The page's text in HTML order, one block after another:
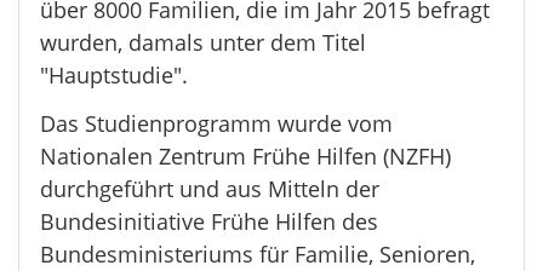
über 8000 Familien, die im Jahr 2015 befragt
wurden, damals unter dem Titel
"Hauptstudie".
Das Studienprogramm wurde vom
Nationalen Zentrum Frühe Hilfen (NZFH)
durchgeführt und aus Mitteln der
Bundesinitiative Frühe Hilfen des
Bundesministeriums für Familie, Senioren,